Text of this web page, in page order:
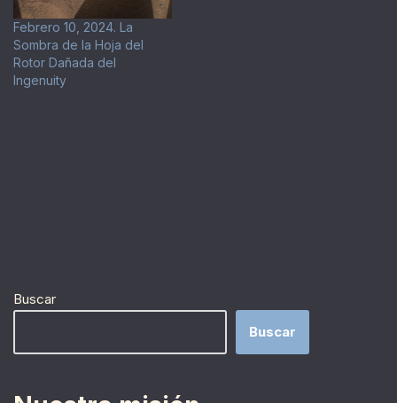
Febrero 10, 2024. La
Sombra de la Hoja del
Rotor Dañada del
Ingenuity
Buscar
Buscar